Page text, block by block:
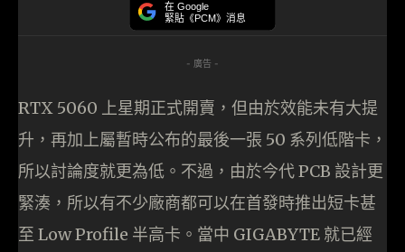
在 Google
緊貼《PCM》消息
- 廣告 -
RTX 5060 上星期正式開賣，但由於效能未有大提
升，再加上屬暫時公布的最後一張 50 系列低階卡，
所以討論度就更為低。不過，由於今代 PCB 設計更
緊湊，所以有不少廠商都可以在首發時推出短卡甚
至 Low Profile 半高卡。當中 GIGABYTE 就已經